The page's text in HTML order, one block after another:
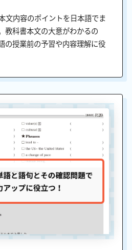
文内容のポイントを日本語でま
教科書本文の大意がわかるの
の授業前の予習や内容理解に役